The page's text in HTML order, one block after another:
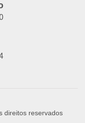
direitos reservados